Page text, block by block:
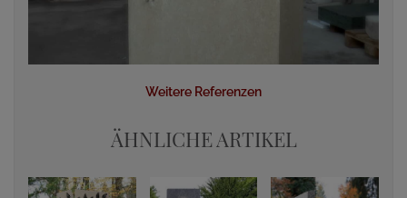
Weitere Referenzen
ÄHNLICHE ARTIKEL